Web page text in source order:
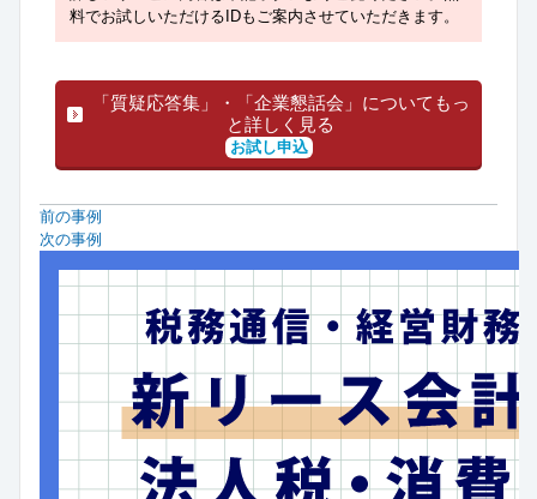
料でお試しいただけるIDもご案内させていただきます。
「質疑応答集」・「企業懇話会」についてもっ
と詳しく見る
お試し申込
前の事例
次の事例